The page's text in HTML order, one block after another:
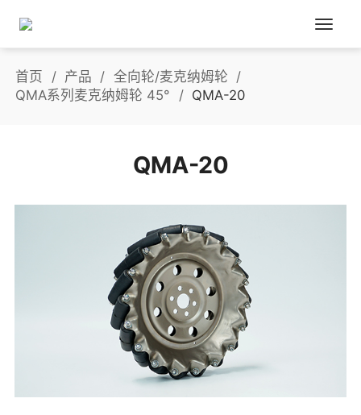
首页 产品
全向轮/麦克纳姆轮
QMA系列麦克纳姆轮 45°
QMA-20
QMA-20